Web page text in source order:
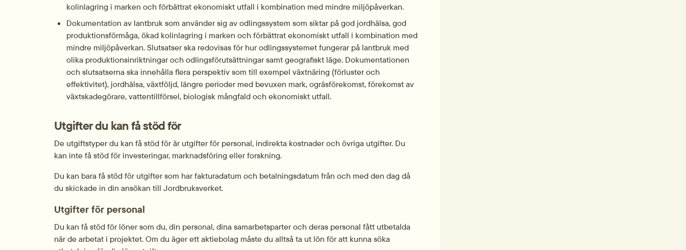
kolinlagring i marken och förbättrat ekonomiskt utfall i kombination med mindre miljöpåverkan.
Dokumentation av lantbruk som använder sig av odlingssystem som siktar på god jordhälsa, god
produktionsförmåga, ökad kolinlagring i marken och förbättrat ekonomiskt utfall i kombination med
mindre miljöpåverkan. Slutsatser ska redovisas för hur odlingssystemet fungerar på lantbruk med
olika produktionsinriktningar och odlingsförutsättningar samt geografiskt läge. Dokumentationen
och slutsatserna ska innehålla flera perspektiv som till exempel växtnäring (förluster och
effektivitet), jordhälsa, växtföljd, längre perioder med bevuxen mark, ogräsförekomst, förekomst av
växtskadegörare, vattentillförsel, biologisk mångfald och ekonomiskt utfall.
Utgifter du kan få stöd för
De utgiftstyper du kan få stöd för är utgifter för personal, indirekta kostnader och övriga utgifter. Du
kan inte få stöd för investeringar, marknadsföring eller forskning.
Du kan bara få stöd för utgifter som har fakturadatum och betalnings­datum från och med den dag då
du skickade in din ansökan till Jordbruksverket.
Utgifter för personal
Du kan få stöd för löner som du, din personal, dina samarbetsparter och deras personal fått utbetalda
när de arbetat i projektet. Om du äger ett aktiebolag måste du alltså ta ut lön för att kunna söka